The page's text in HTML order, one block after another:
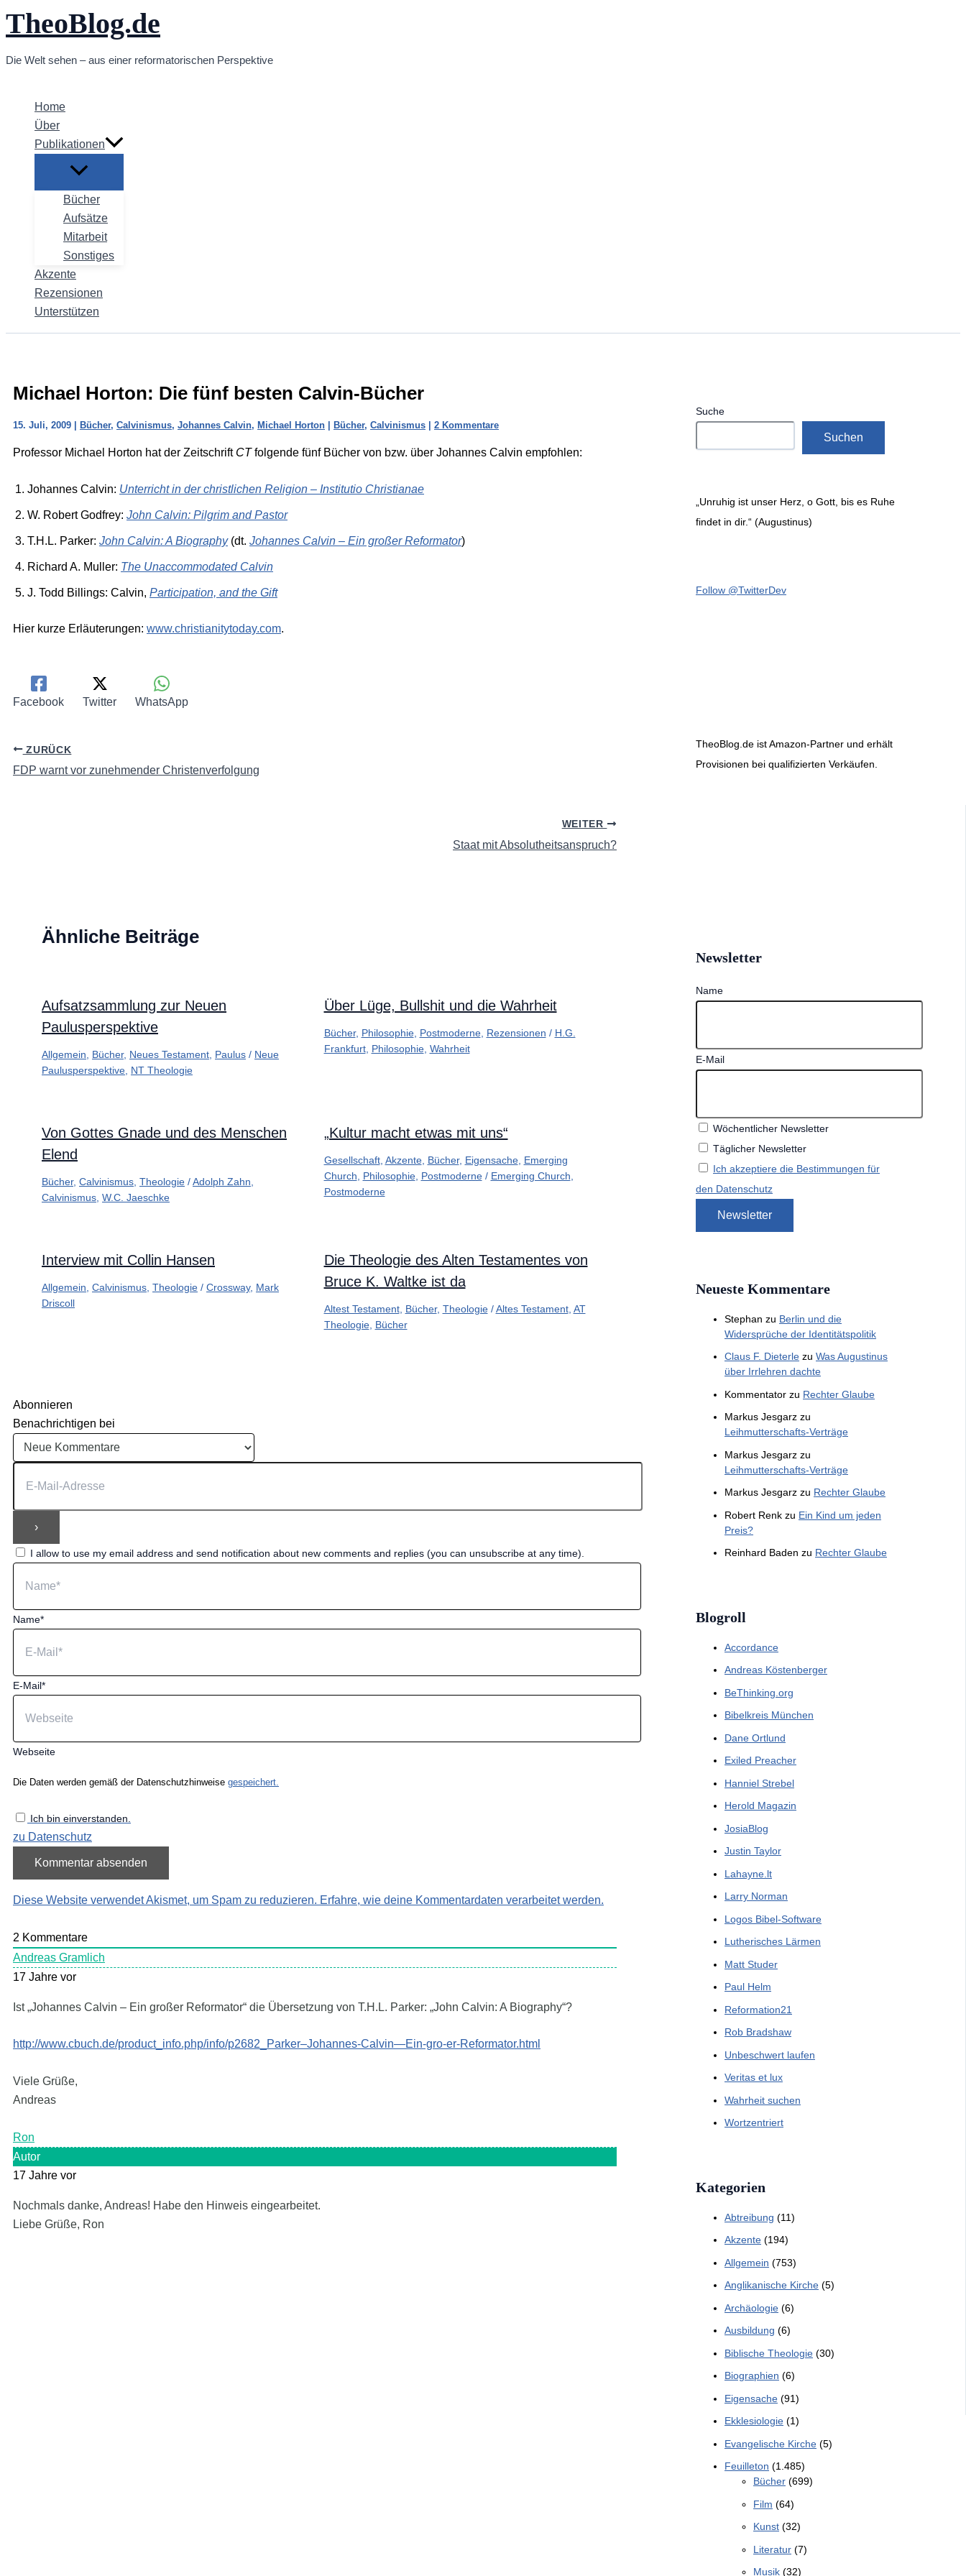
Zum
Inhalt
TheoBlog.de
Die Welt sehen – aus einer reformatorischen Perspektive
Home
Über
Publikationen
Bücher
Aufsätze
Mitarbeit
Sonstiges
Akzente
Rezensionen
Unterstützen
Michael Horton: Die fünf besten Calvin-Bücher
15. Juli, 2009 | Bücher, Calvinismus, Johannes Calvin, Michael Horton | Bücher, Calvinismus | 2 Kommentare
Professor Michael Horton hat der Zeitschrift CTfolgende fünf Bücher von bzw. über Johannes Calvin empfohlen:
Johannes Calvin: Unterricht in der christlichen Religion – Institutio Christianae
W. Robert Godfrey: John Calvin: Pilgrim and Pastor
T.H.L. Parker: John Calvin: A Biography (dt. Johannes Calvin – Ein großer Reformator)
Richard A. Muller: The Unaccommodated Calvin
J. Todd Billings: Calvin, Participation, and the Gift
Hier kurze Erläuterungen: www.christianitytoday.com.
Facebook Twitter WhatsApp
ZURÜCK
FDP warnt vor zunehmender Christenverfolgung
WEITER
Staat mit Absolutheitsanspruch?
Ähnliche Beiträge
Aufsatzsammlung zur Neuen
Paulusperspektive
Allgemein Bücher, Neues Testament Paulus / Neue
Paulusperspektive NT Theologie
Über Lüge, Bullshit und die Wahrheit
Bücher, Philosophie, Postmoderne, Rezensionen / H.G.
Frankfurt, Philosophie, Wahrheit
Von Gottes Gnade und des Menschen
Elend
Bücher, Calvinismus Theologie /Adolph Zahn
Calvinismus W.C. Jaeschke
„Kultur macht etwas mit uns“
Gesellschaft, Akzente, Bücher, Eigensache, Emerging
Church
Philosophie, Postmoderne/ Emerging Church
Postmoderne
Interview mit Collin Hansen
Allgemein Calvinismus Theologie / Crossway, Mark
Driscoll
Die Theologie des Alten Testamentes von
Bruce K. Waltke ist da
Altest Testament, Bücher, Theologie/Altes Testament, AT
Theologie, Bücher
Abonnieren
Benachrichtigen bei
I allow to use my email address and send notification about new comments and replies (you can unsubscribe at any time).
Name*
E-Mail*
Webseite
Die Daten werden gemäß der Datenschutzhinweise gespeichert.
Ich bin einverstanden.
zu Datenschutz
Diese Website verwendet Akismet, um Spam zu reduzieren. Erfahre, wie deine Kommentardaten verarbeitet werden.
2 Kommentare
Andreas Gramlich
17 Jahre vor
Ist „Johannes Calvin – Ein großer Reformator“ die Übersetzung von T.H.L. Parker: „John Calvin: A Biography“?
http://www.cbuch.de/product_info.php/info/p2682_Parker–Johannes-Calvin—Ein-gro-er-Reformator.html
Viele Grüße,
Andreas
Ron
Autor
17 Jahre vor
Nochmals danke, Andreas! Habe den Hinweis eingearbeitet.
Liebe Grüße, Ron
Suche
Suchen
„Unruhig ist unser Herz, o Gott, bis es Ruhe
findet in dir.“ (Augustinus)
Follow @TwitterDev
TheoBlog.de ist Amazon-Partner und erhält
Provisionen bei qualifizierten Verkäufen.
Newsletter
Name
E-Mail
Wöchentlicher Newsletter
Täglicher Newsletter
Ich akzeptiere die Bestimmungen für
den Datenschutz
Neueste Kommentare
Stephan zu Berlin und die
Widersprüche der Identitätspolitik
Claus F. Dieterle zu Was Augustinus
über Irrlehren dachte
Kommentator zu Rechter Glaube
Markus Jesgarz zu
Leihmutterschafts-Verträge
Markus Jesgarz zu
Leihmutterschafts-Verträge
Markus Jesgarz zu Rechter Glaube
Robert Renk zu Ein Kind um jeden
Preis?
Reinhard Baden zu Rechter Glaube
Blogroll
Accordance
Andreas Köstenberger
BeThinking.org
Bibelkreis München
Dane Ortlund
Exiled Preacher
Hanniel Strebel
Herold Magazin
JosiaBlog
Justin Taylor
Lahayne.lt
Larry Norman
Logos Bibel-Software
Lutherisches Lärmen
Matt Studer
Paul Helm
Reformation21
Rob Bradshaw
Unbeschwert laufen
Veritas et lux
Wahrheit suchen
Wortzentriert
Kategorien
Abtreibung (11)
Akzente (194)
Allgemein (753)
Anglikanische Kirche (5)
Archäologie (6)
Ausbildung (6)
Biblische Theologie (30)
Biographien (6)
Eigensache (91)
Ekklesiologie (1)
Evangelische Kirche (5)
Feuilleton (1.485)
Bücher (699)
Film (64)
Kunst (32)
Literatur (7)
Musik (32)